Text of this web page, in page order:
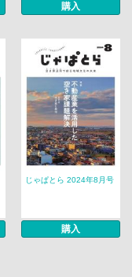
購入
じゃぱとら 2024年8月号
購入